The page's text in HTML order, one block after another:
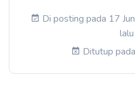
Di posting pada 17
lalu
Ditutup